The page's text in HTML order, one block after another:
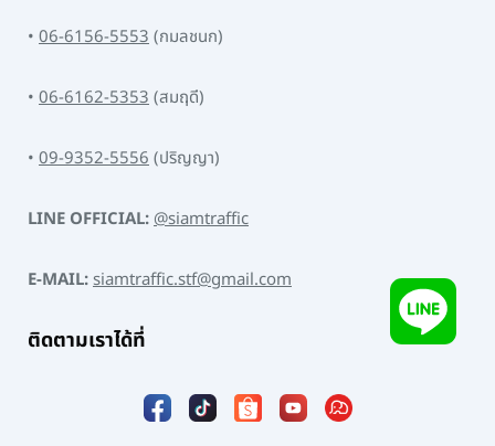
• 06-6156-5553(กมลชนก)
• 06-6162-5353(สมฤดี)
• 09-9352-5556(ปริญญา)
LINE OFFICIAL:@siamtraffic
E-MAIL:siamtraffic.stf@gmail.com
ติดตามเราได้ที่